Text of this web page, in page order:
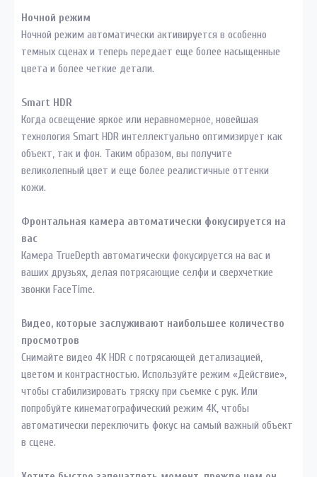
Ночной режим
Ночной режим автоматически активируется в особенно
темных сценах и теперь передает еще более насыщенные
цвета и более четкие детали.
Smart HDR
Когда освещение яркое или неравномерное, новейшая
технология Smart HDR интеллектуально оптимизирует как
объект, так и фон. Таким образом, вы получите
великолепный цвет и еще более реалистичные оттенки
кожи.
Фронтальная камера автоматически фокусируется на
вас
Камера TrueDepth автоматически фокусируется на вас и
ваших друзьях, делая потрясающие селфи и сверхчеткие
звонки FaceTime.
Видео, которые заслуживают наибольшее количество
просмотров
Снимайте видео 4K HDR с потрясающей детализацией,
цветом и контрастностью. Используйте режим «Действие»,
чтобы стабилизировать тряску при съемке с рук. Или
попробуйте кинематографический режим 4K, чтобы
автоматически переключить фокус на самый важный объект
в сцене.